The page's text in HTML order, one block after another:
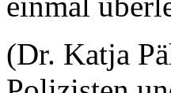
(Dr. Katja